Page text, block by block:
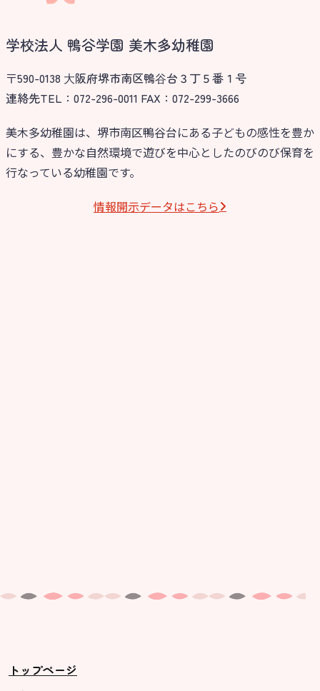
学校法人 鴨谷学園 美木多幼稚園
〒590-0138 ⼤阪府堺市南区鴨⾕台３丁５番１号
連絡先TEL：072-296-0011 FAX：072-299-3666
美木多幼稚園は、堺市南区鴨谷台にある子どもの感性を豊か
にする、豊かな自然環境で遊びを中心としたのびのび保育を
行なっている幼稚園です。
情報開⽰データはこちら
トップページ